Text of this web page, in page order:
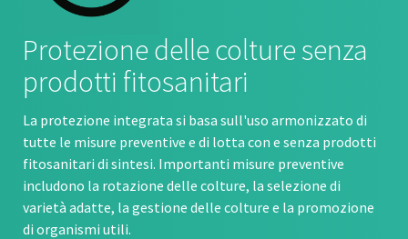
Protezione delle colture senza
prodotti fitosanitari
La protezione integrata si basa sull'uso armonizzato di
tutte le misure preventive e di lotta con e senza prodotti
fitosanitari di sintesi. Importanti misure preventive
includono la rotazione delle colture, la selezione di
varietà adatte, la gestione delle colture e la promozione
di organismi utili.